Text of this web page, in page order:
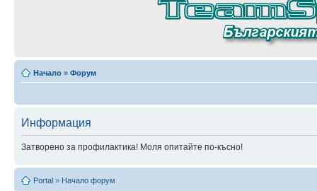
Начало » Форум
Информация
Затворено за профилактика! Моля опитайте по-късно!
Portal » Начало форум